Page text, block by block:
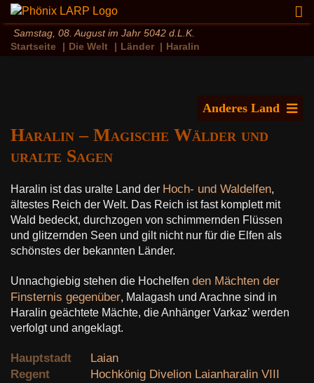
Zum
Inhalt
springen
Samstag, 08. August im Jahr 5042 d.L.K.
Startseite
Die Welt Länder Haralin
Anderes Land
Aklon
Anguir
Hadran / Laikeria
Haralin
Helingard
Kolte
Lir
Murash
Raikal
Haralin – Magische Wälder und
uralte Sagen
Haralin ist das uralte Land der Hoch- und Waldelfen,
ältestes Reich der Welt. Das Reich ist fast komplett mit
Wald bedeckt, durchzogen von schimmernden Flüssen
und glitzernden Seen und gilt nicht nur für die Elfen als
schönstes der bekannten Länder.
Unnachgiebig stehen die Hochelfen den Mächten der
Finsternis gegenüber, Malagash und Arachne sind in
Haralin geächtete Mächte, die Anhänger Varkaz’ werden
verfolgt und angeklagt.
Hauptstadt
Laian
Regent
Hochkönig Divelion Laianharalin VIII